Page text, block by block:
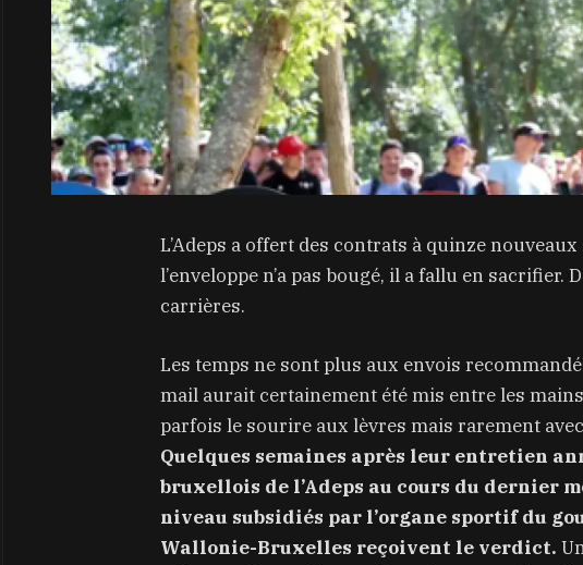
L’Adeps a offert des contrats à quinze
l’enveloppe n’a pas bougé, il a fallu en
carrières.
Les temps ne sont plus aux envois
mail aurait certainement été mis entre les
parfois le sourire aux lèvres mais rarement
Quelques semaines après leur entretien
bruxellois de l’Adeps au cours du dernier
niveau subsidiés par l’organe sportif du
Wallonie-Bruxelles reçoivent le verdict.